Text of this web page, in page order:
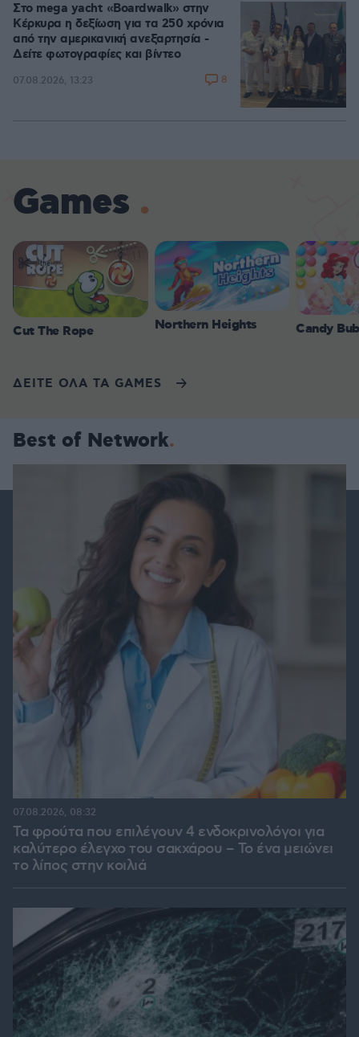
Στο mega yacht «Boardwalk» στην
Κέρκυρα η δεξίωση για τα 250 χρόνια
από την αμερικανική ανεξαρτησία -
Δείτε φωτογραφίες και βίντεο
07.08.2026, 13:23 8
Games
Cut The Rope Northern Heights Candy
ΔΕΙΤΕ ΟΛΑ ΤΑ GAMES
Best of Network
Τα φρούτα που επιλέγουν 4 ενδοκρινολόγοι για
καλύτερο έλεγχο του σακχάρου – Το ένα μειώνει
το λίπος στην κοιλιά
07.08.2026, 08:32